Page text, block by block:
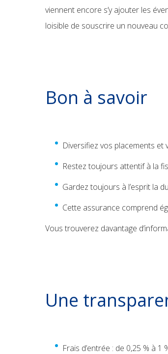
viennent encore s’y ajouter les
loisible de souscrire un nouveau
Bon à savoir
Diversifiez vos placements et
Restez toujours attentif à la
Gardez toujours à l’esprit la
Cette assurance comprend
Vous trouverez davantage
Une
Frais d’entrée : de 0,25 % à